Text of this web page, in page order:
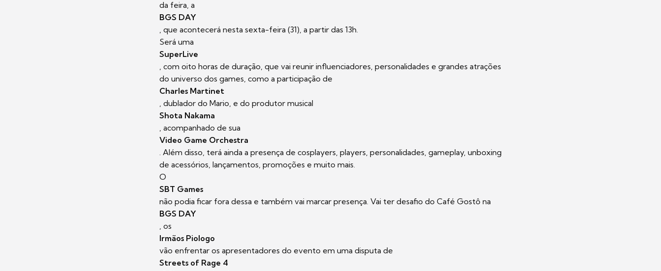
da feira, a
BGS DAY
, que acontecerá nesta sexta-feira (31), a partir das 13h.
Será uma
SuperLive
, com oito horas de duração, que vai reunir influenciadores, personalidades e grandes atrações
do universo dos games, como a participação de
Charles Martinet
, dublador do Mario, e do produtor musical
Shota Nakama
, acompanhado de sua
Video Game Orchestra
. Além disso, terá ainda a presença de cosplayers, players, personalidades, gameplay, unboxing
de acessórios, lançamentos, promoções e muito mais.
O
SBT Games
não podia ficar fora dessa e também vai marcar presença. Vai ter desafio do Café Gostô na
BGS DAY
, os
Irmãos Piologo
vão enfrentar os apresentadores do evento em uma disputa de
Streets of Rage 4